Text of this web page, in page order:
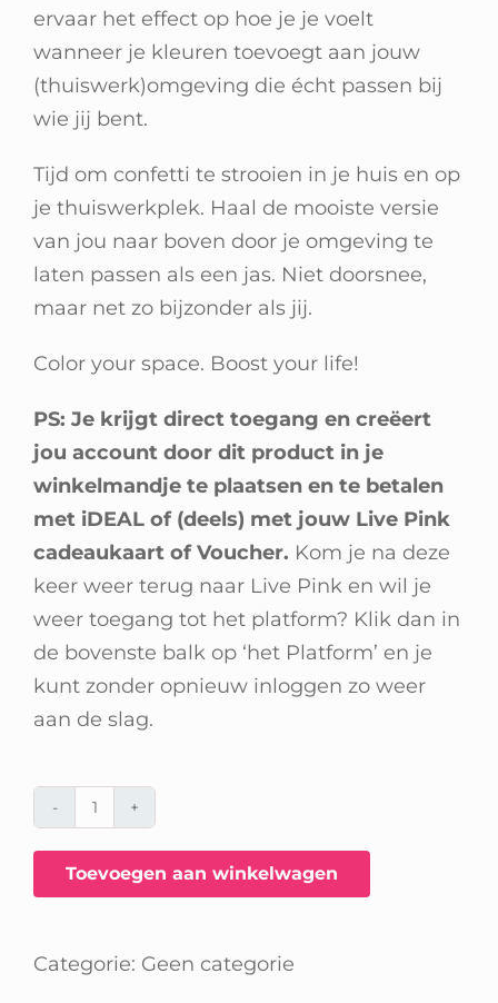
ervaar het effect op hoe je je voelt
wanneer je kleuren toevoegt aan jouw
(thuiswerk)omgeving die écht passen bij
wie jij bent.
Tijd om confetti te strooien in je huis en op
je thuiswerkplek. Haal de mooiste versie
van jou naar boven door je omgeving te
laten passen als een jas. Niet doorsnee,
maar net zo bijzonder als jij.
Color your space. Boost your life!
PS: Je krijgt direct toegang en creëert
jou account door dit product in je
winkelmandje te plaatsen en te betalen
met iDEAL of (deels) met jouw Live Pink
cadeaukaart of Voucher. Kom je na deze
keer weer terug naar Live Pink en wil je
weer toegang tot het platform? Klik dan in
de bovenste balk op ‘het Platform’ en je
kunt zonder opnieuw inloggen zo weer
aan de slag.
Toegang
volledige
Live
platform
Toevoegen aan winkelwagen
Categorie: Geen categorie